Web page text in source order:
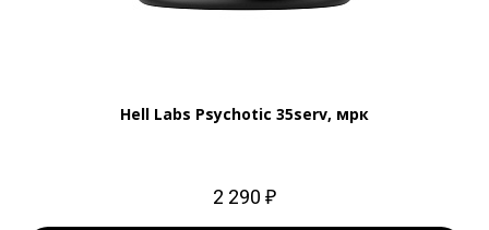
Hell Labs Psychotic 35serv, мрк
2 290 ₽